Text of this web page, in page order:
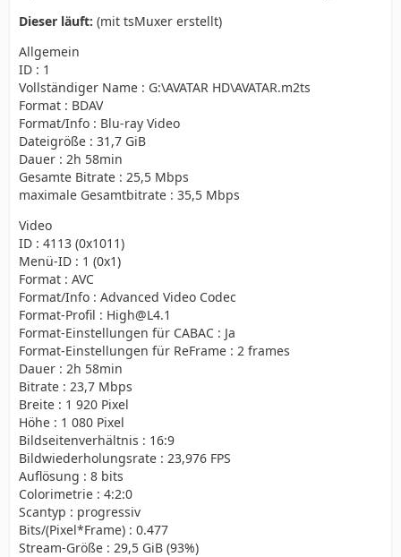
Dieser läuft: (mit tsMuxer erstellt)
Allgemein
ID : 1
Vollständiger Name : G:\AVATAR HD\AVATAR.m2ts
Format : BDAV
Format/Info : Blu-ray Video
Dateigröße : 31,7 GiB
Dauer : 2h 58min
Gesamte Bitrate : 25,5 Mbps
maximale Gesamtbitrate : 35,5 Mbps
Video
ID : 4113 (0x1011)
Menü-ID : 1 (0x1)
Format : AVC
Format/Info : Advanced Video Codec
Format-Profil : High@L4.1
Format-Einstellungen für CABAC : Ja
Format-Einstellungen für ReFrame : 2 frames
Dauer : 2h 58min
Bitrate : 23,7 Mbps
Breite : 1 920 Pixel
Höhe : 1 080 Pixel
Bildseitenverhältnis : 16:9
Bildwiederholungsrate : 23,976 FPS
Auflösung : 8 bits
Colorimetrie : 4:2:0
Scantyp : progressiv
Bits/(Pixel*Frame) : 0.477
Stream-Größe : 29,5 GiB (93%)